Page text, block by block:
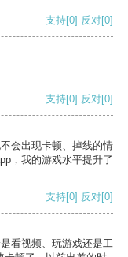
支持[0] 反对[0]
支持[0] 反对[0]
会出现卡顿、掉线的情
，我的游戏水平提升了
支持[0] 反对[0]
看视频、玩游戏还是工